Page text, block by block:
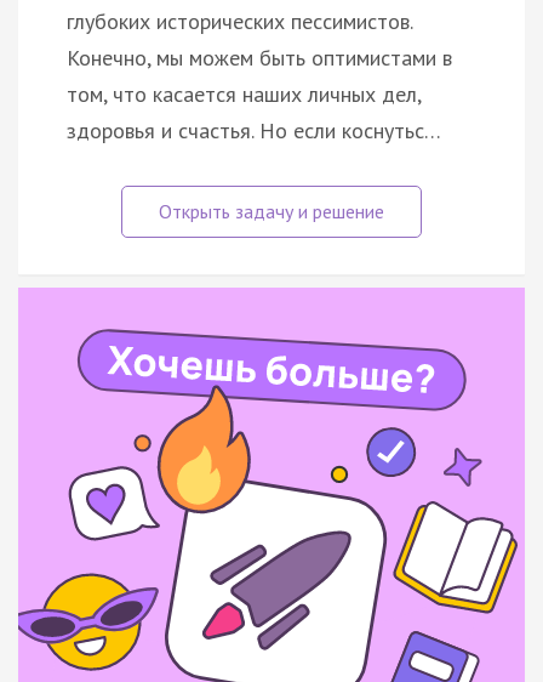
глубоких исторических пессимистов.
Конечно, мы можем быть оптимистами в
том, что касается наших личных дел,
здоровья и счастья. Но если коснутьс…